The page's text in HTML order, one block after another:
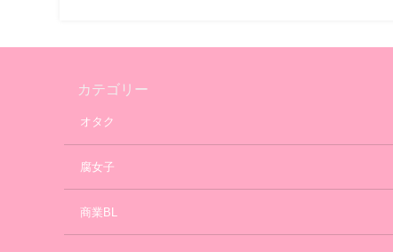
カテゴリー
オタク
腐女子
商業BL